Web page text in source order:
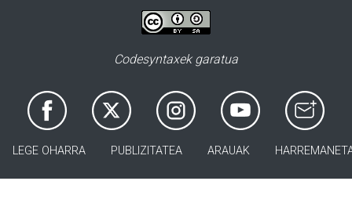
Codesyntaxek garatua
LEGE OHARRA PUBLIZITATEA ARAUAK